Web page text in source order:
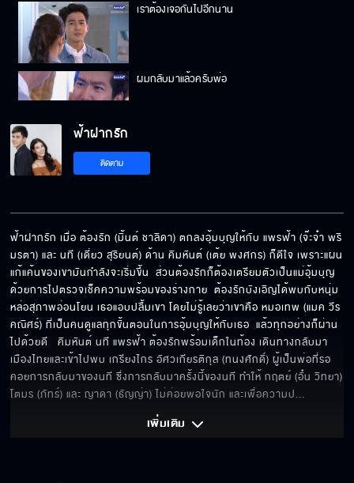
เราต้องเจอกันไปอีกนาน
ผมกลับมาแล้วครับพ่อ
เลี้ยงลูกแบบฮ่องเต้ซินโดม
ขอโทษที่จับนม...แต่ไม่รู้สึกอะไรเลยนะ
นี่ลูกคนหรือลูกหมา
ดีใจได้ผัวรวย!!!
ฟ้าฝากรัก
ติดตาม
ฟ้าฝากรัก เมื่อ ต้องรัก (มิ้นต์ ชาลิดา) ตกลงอุ้มบุญให้กับ แพรฟ้า (จ๊ะจ๋า พริ
มรตา) และ นที (เดี่ยว สุริยนต์) ด้าน คิมหันต์ (เต้ย พงศกร) ก็ดีใจ เพราะแผน
แก้แค้นของเขามันกำลังจะเริ่มขึ้น  ส่วนต้องรักก็ต้องเตรียมตัวเป็นแม่อุ้มบุญ
ด้วยการไปตรวจเช็คความพร้อมของร่างกาย  ต้องรักบังเอิญได้พบกับหนุ่ม
หล่อสุภาพอ่อนโยน เธอแอบปลื้มเขา โดยไม่รู้เลยว่าเขาคือ หมอเทพ (แมค วีร
คณิศร์) ที่เป็นคนดูแลทุกขั้นตอนในการอุ้มบุญให้กับเธอ  แล้วทุกอย่างก็ผ่าน
ไปด้วยดี   คิมหันต์ นที แพรฟ้า ต้องรักพร้อมเด็กในท้อง เดินทางกลับมา
เมืองไทยและเข้าไปพบ เกรียงไกร อัศวเกียรติกุล (ทนงศักดิ์) ผู้เป็นพ่อที่รอ
คอยการกลับมาของนที ซึ่งการกลับมาครั้งนี้ของนที ทำให้ กฤตย์ (อั๋น วิทยา)
โตมร (ภัทร์) และ ญาดา (ธัญญ่า) ไม่ค่อยพอใจนัก และเพื่อความป...
เพิ่มเติม